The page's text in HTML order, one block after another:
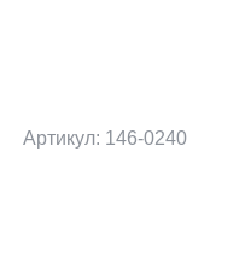
Артикул: 146-0240